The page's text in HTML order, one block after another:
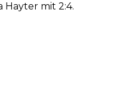
Hayter mit 2:4.